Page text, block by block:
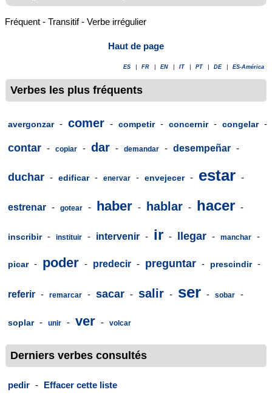
Fréquent - Transitif - Verbe irrégulier
Haut de page
ES FR EN IT PT DE ES-América
Verbes les plus fréquents
avergonzar - comer - competir - concernir - congelar -
contar - copiar - dar - demandar - desempeñar -
duchar - edificar - enervar - envejecer - estar -
estrenar - gotear - haber - hablar - hacer -
inscribir - instituir - intervenir - ir - llegar - manchar -
picar - poder - predecir - preguntar - prescindir -
referir - remarcar - sacar - salir - ser - sobar -
soplar - unir - ver - volcar
Derniers verbes consultés
pedir - Effacer cette liste